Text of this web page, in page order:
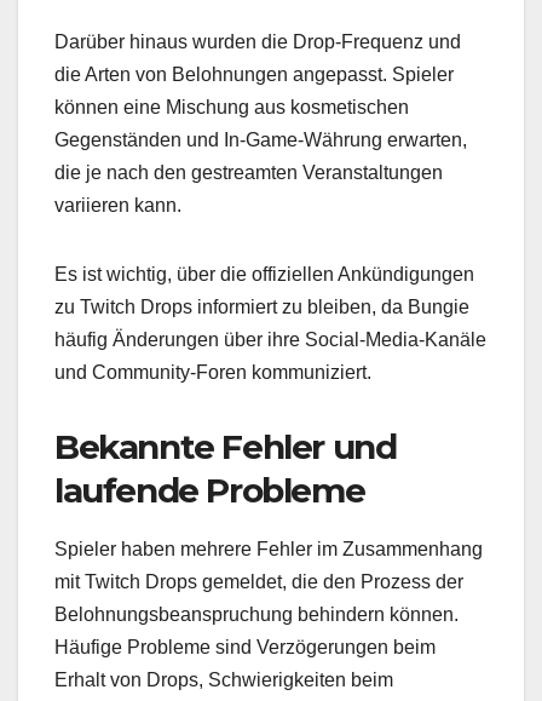
Darüber hinaus wurden die Drop-Frequenz und
die Arten von Belohnungen angepasst. Spieler
können eine Mischung aus kosmetischen
Gegenständen und In-Game-Währung erwarten,
die je nach den gestreamten Veranstaltungen
variieren kann.
Es ist wichtig, über die offiziellen Ankündigungen
zu Twitch Drops informiert zu bleiben, da Bungie
häufig Änderungen über ihre Social-Media-Kanäle
und Community-Foren kommuniziert.
Bekannte Fehler und
laufende Probleme
Spieler haben mehrere Fehler im Zusammenhang
mit Twitch Drops gemeldet, die den Prozess der
Belohnungsbeanspruchung behindern können.
Häufige Probleme sind Verzögerungen beim
Erhalt von Drops, Schwierigkeiten beim